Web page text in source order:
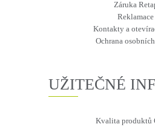
Záruka
Reklamace
Kontakty a
Ochrana
UŽITEČNÉ
Kvalita produktů